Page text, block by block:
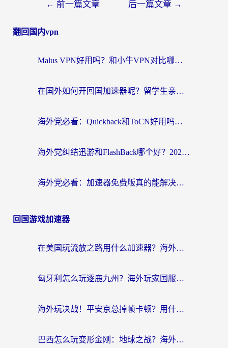
← 前一篇文章 后一篇文章 →
翻回国内vpn
Malus VPN好用吗？和小牛VPN对比哪个回国效果更好？海外党亲测实用指南
在国外如何开回国加速器呢？留学生亲测的无缝访问国内资源指南
海外党必看：Quickback和ToCN好用吗？3分钟选对回国加速器的实用指南
海外党纠结迅游和FlashBack哪个好？2026实用指南教你选对回国加速器
海外党必看：加速器免费版真的能解决回国访问难题吗？附实用选择指南
回国游戏加速器
在美国玩流放之路用什么加速器？海外党国服游戏不卡顿的终极攻略
匈牙利怎么玩逐鹿九州？海外玩家国服游戏加速器终极指南（附永劫无间荣耀新三国解决方案）
海外玩决战！平安京总掉帧卡顿？用什么加速器比较好？实测指南来了
巴西怎么玩变形金刚：地球之战？海外玩家国服游戏加速终极指南（附新诛仙延迟密室逃脱18解决办法）